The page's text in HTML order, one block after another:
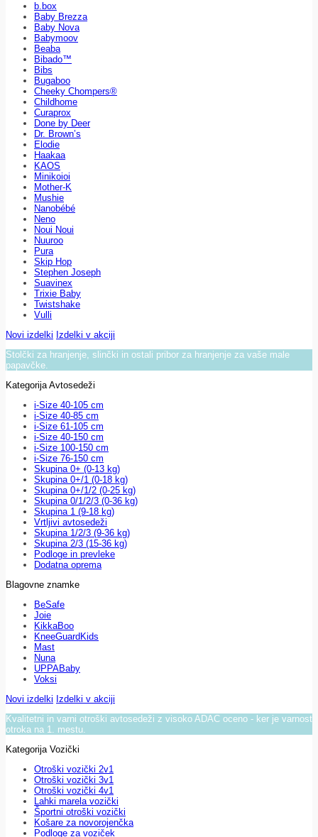
b.box
Baby Brezza
Baby Nova
Babymoov
Beaba
Bibado™
Bibs
Bugaboo
Cheeky Chompers®
Childhome
Curaprox
Done by Deer
Dr. Brown’s
Elodie
Haakaa
KAOS
Minikoioi
Mother-K
Mushie
Nanobébé
Neno
Noui Noui
Nuuroo
Pura
Skip Hop
Stephen Joseph
Suavinex
Trixie Baby
Twistshake
Vulli
Novi izdelki Izdelki v akciji
Stolčki za hranjenje, slinčki in ostali pribor za hranjenje za vaše male
papavčke.
Kategorija Avtosedeži
i-Size 40-105 cm
i-Size 40-85 cm
i-Size 61-105 cm
i-Size 40-150 cm
i-Size 100-150 cm
i-Size 76-150 cm
Skupina 0+ (0-13 kg)
Skupina 0+/1 (0-18 kg)
Skupina 0+/1/2 (0-25 kg)
Skupina 0/1/2/3 (0-36 kg)
Skupina 1 (9-18 kg)
Vrtljivi avtosedeži
Skupina 1/2/3 (9-36 kg)
Skupina 2/3 (15-36 kg)
Podloge in prevleke
Dodatna oprema
Blagovne znamke
BeSafe
Joie
KikkaBoo
KneeGuardKids
Mast
Nuna
UPPABaby
Voksi
Novi izdelki Izdelki v akciji
Kvalitetni in varni otroški avtosedeži z visoko ADAC oceno - ker je varnost
otroka na 1. mestu.
Kategorija Vozički
Otroški vozički 2v1
Otroški vozički 3v1
Otroški vozički 4v1
Lahki marela vozički
Športni otroški vozički
Košare za novorojenčka
Podloge za voziček